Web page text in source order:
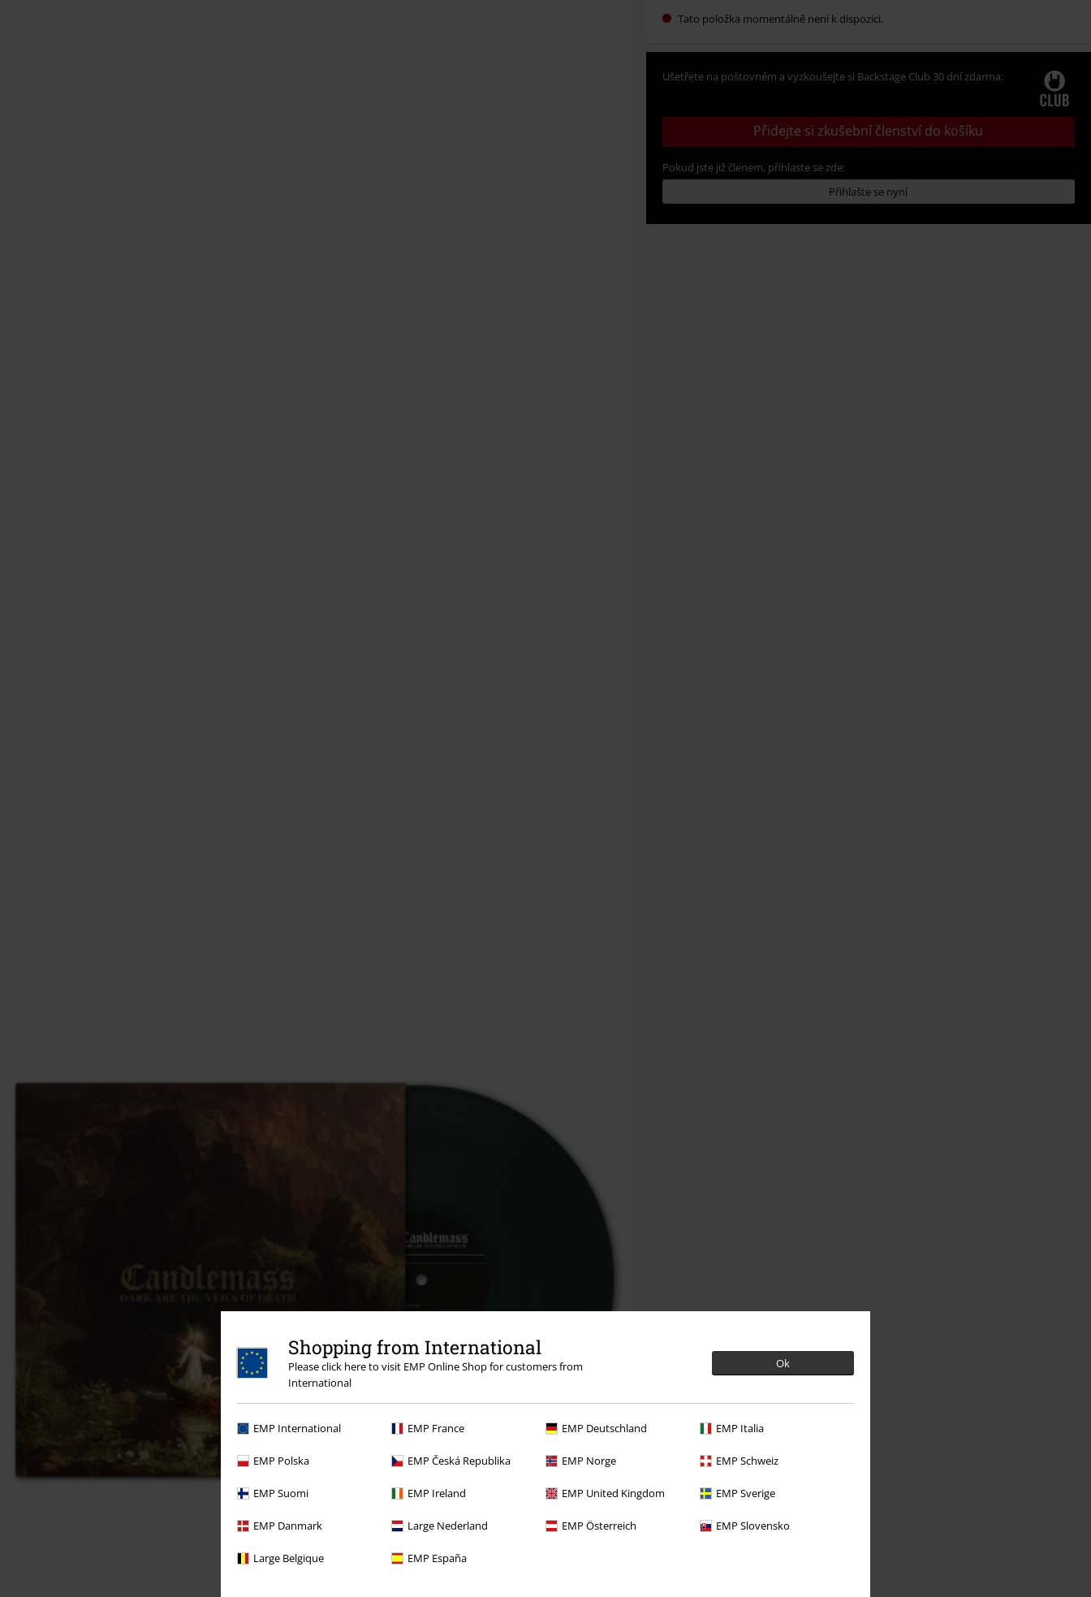
Shopping from International
Please click here to visit EMP Online Shop for customers from
International
Ok
EMP International EMP France EMP Deutschland EMP Italia
EMP Polska EMP Česká Republika EMP Norge EMP Schweiz
EMP Suomi EMP Ireland EMP United Kingdom EMP Sverige
EMP Danmark Large Nederland EMP Österreich EMP Slovensko
Large Belgique EMP España
Tato položka momentálně není k dispozici.
Ušetřete na poštovném a vyzkoušejte si Backstage Club 30 dní zdarma:
Přidejte si zkušební členství do košíku
Pokud jste již členem, přihlaste se zde:
Přihlašte se nyní